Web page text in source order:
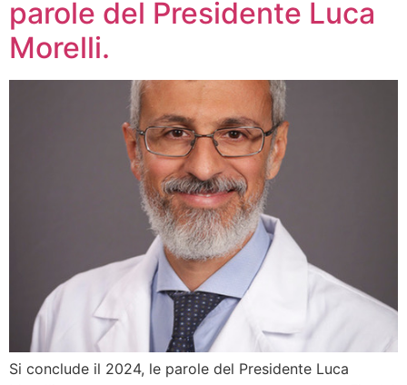
parole del Presidente Luca
Morelli.
Si conclude il 2024, le parole del Presidente Luca